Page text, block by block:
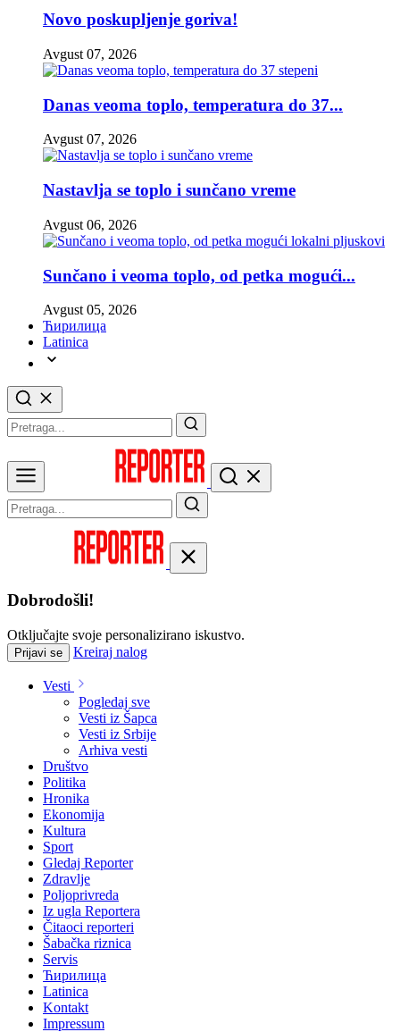
Novo poskupljenje goriva!
Avgust 07, 2026
Danas veoma toplo, temperatura do 37...
Avgust 07, 2026
Nastavlja se toplo i sunčano vreme
Avgust 06, 2026
Sunčano i veoma toplo, od petka mogući...
Avgust 05, 2026
Ћирилица
Latinica
Dobrodošli!
Otključajte svoje personalizirano iskustvo.
Prijavi se Kreiraj nalog
Vesti
Pogledaj sve
Vesti iz Šapca
Vesti iz Srbije
Arhiva vesti
Društvo
Politika
Hronika
Ekonomija
Kultura
Sport
Gledaj Reporter
Zdravlje
Poljoprivreda
Iz ugla Reportera
Čitaoci reporteri
Šabačka riznica
Servis
Ћирилица
Latinica
Kontakt
Impressum